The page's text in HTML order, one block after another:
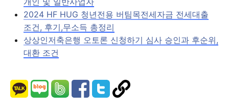
2024 HF HUG 청년전용 버팀목전세자금 전세대출
조건, 후기,무소득 총정리
상상인저축은행 오토론 신청하기 심사 승인과 후순위,
대환 조건